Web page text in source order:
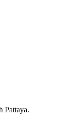
Pattaya.